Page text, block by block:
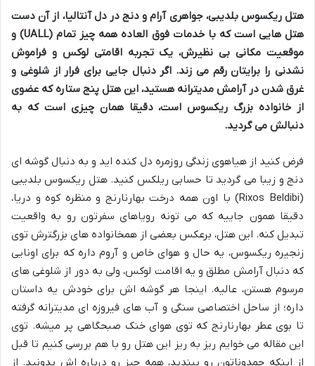
هتل ریکسوس بلدیبی، جواهری آرام و دنج در دل آنتالیا، از آن دست
هتل هایی است که با خدمات فوق العاده همه چیز تمام (UALL) و
موقعیت مکانی بی نظیرش، یک تجربه اقامتی لوکس و فراموش
نشدنی را برایتان رقم می زند. اگر دنبال جایی برای فرار از شلوغی و
غرق شدن در آرامش مدیترانه هستید، این هتل پنج ستاره که عضوی
از خانواده بزرگ ریکسوس است، دقیقا همان چیزی است که به
دنبالش می گردید.
فرض کنید از هیاهوی زندگی روزمره دل کنده اید و به دنبال گوشه ای
دنج و زیبا می گردید تا حسابی ریلکس کنید. هتل ریکسوس بلدیبی
(Rixos Beldibi) با اون همه درخت بهارنارنج و منظره کوه و دریا،
دقیقا همون جاییه که می تونه رویاهای سفرتون رو به واقعیت
تبدیل کنه. این هتل، برعکس بعضی از همخانواده های بزرگترش توی
زنجیره ریکسوس، یه حال و هوای خاص و آروم داره که برای اونایی
که دنبال آرامش مطلق و یه اقامت لوکس، ولی به دور از شلوغی های
مرسوم هستن، عالیه. اینجا هر گوشه اش برای خودش یه داستان
داره؛ از ساحل اختصاصی سنگی و آب های فیروزه ای مدیترانه گرفته
تا بوی عطر بهارنارنج که توی هوای خنک صبحگاهی پر میشه. توی
این مقاله می خوایم ریز به ریز این هتل رو با هم بررسی کنیم تا قبل
از اینکه چمدوناتون رو ببندید، همه چیز رو درباره اش بدونید. از